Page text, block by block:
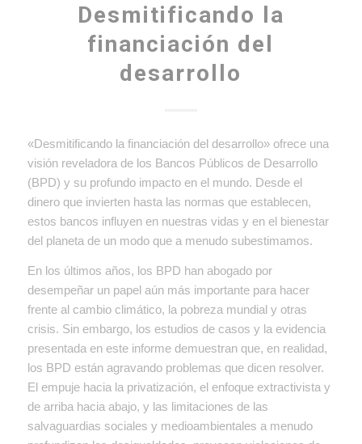
Desmitificando la
financiación del
desarrollo
«Desmitificando la financiación del desarrollo» ofrece una
visión reveladora de los Bancos Públicos de Desarrollo
(BPD) y su profundo impacto en el mundo. Desde el
dinero que invierten hasta las normas que establecen,
estos bancos influyen en nuestras vidas y en el bienestar
del planeta de un modo que a menudo subestimamos.
En los últimos años, los BPD han abogado por
desempeñar un papel aún más importante para hacer
frente al cambio climático, la pobreza mundial y otras
crisis. Sin embargo, los estudios de casos y la evidencia
presentada en este informe demuestran que, en realidad,
los BPD están agravando problemas que dicen resolver.
El empuje hacia la privatización, el enfoque extractivista y
de arriba hacia abajo, y las limitaciones de las
salvaguardias sociales y medioambientales a menudo